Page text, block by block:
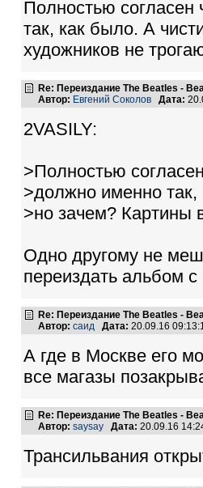
Полностью согласен
так, как было. А
художников не
Re: Переиздание The Beatles -
Автор: Евгений Соколов Дата:
2VASILY:
>Полностью
>должно именно
>но зачем? Картины
Одно другому не
переиздать альбом
Re: Переиздание The Beatles -
Автор: саид Дата: 20.09.16
А где в Москве его
все магазы
Re: Переиздание The Beatles -
Автор: saysay Дата: 20.09.16
Трансильвания